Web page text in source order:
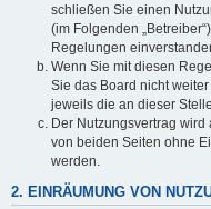
schließen Sie einen
(im Folgenden
Regelungen
Wenn Sie mit diesen
Sie das Board nicht
jeweils die an dieser
Der Nutzungsvertrag
von beiden Seiten ohne
werden.
2. EINRÄUMUNG VON